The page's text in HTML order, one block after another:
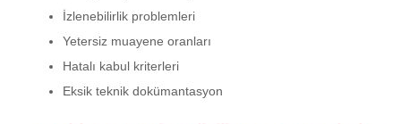
İzlenebilirlik problemleri
Yetersiz muayene oranları
Hatalı kabul kriterleri
Eksik teknik dokümantasyon